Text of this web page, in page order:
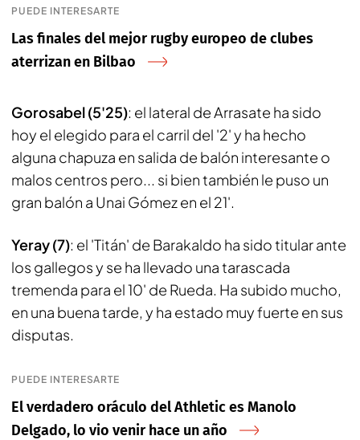
PUEDE INTERESARTE
Las finales del mejor rugby europeo de clubes
aterrizan en Bilbao
Gorosabel (5'25): el lateral de Arrasate ha sido
hoy el elegido para el carril del '2' y ha hecho
alguna chapuza en salida de balón interesante o
malos centros pero... si bien también le puso un
gran balón a Unai Gómez en el 21'.
Yeray (7): el 'Titán' de Barakaldo ha sido titular ante
los gallegos y se ha llevado una tarascada
tremenda para el 10' de Rueda. Ha subido mucho,
en una buena tarde, y ha estado muy fuerte en sus
disputas.
PUEDE INTERESARTE
El verdadero oráculo del Athletic es Manolo
Delgado, lo vio venir hace un año